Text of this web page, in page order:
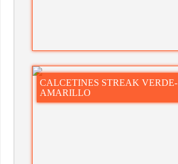
CALCETINES STREAK VERDE-
AMARILLO